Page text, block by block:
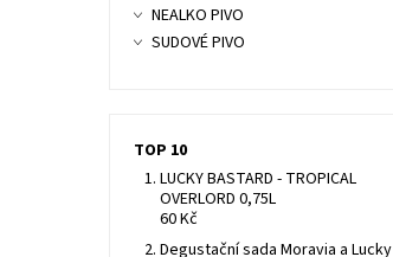
NEALKO PIVO
SUDOVÉ PIVO
TOP 10
LUCKY BASTARD - TROPICAL
OVERLORD 0,75L
60 Kč
Degustační sada Moravia a Lucky